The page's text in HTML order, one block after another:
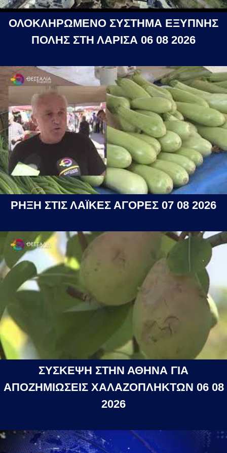
ΟΛΟΚΛΗΡΩΜΕΝΟ ΣΥΣΤΗΜΑ ΕΞΥΠΝΗΣ
ΠΟΛΗΣ ΣΤΗ ΛΑΡΙΣΑ 06 08 2026
ΡΗΞΗ ΣΤΙΣ ΛΑΪΚΕΣ ΑΓΟΡΕΣ 07 08 2026
ΣΥΣΚΕΨΗ ΣΤΗΝ ΑΘΗΝΑ ΓΙΑ
ΑΠΟΖΗΜΙΩΣΕΙΣ ΧΑΛΑΖΟΠΛΗΚΤΩΝ 06 08
2026